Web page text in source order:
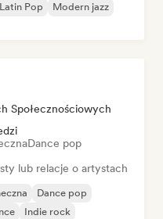
Latin Pop
Modern jazz
Społecznościowych
Dance pop
lub relacje o artystach
Dance pop
Indie rock